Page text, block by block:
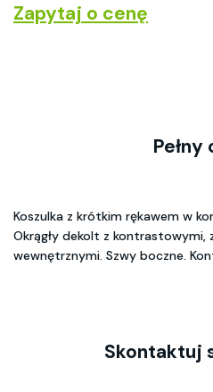
Zapytaj o cenę
Pełny
Koszulka z krótkim rękawem w
Okrągły dekolt z kontrastowymi,
wewnętrznymi. Szwy boczne.
Skontaktuj